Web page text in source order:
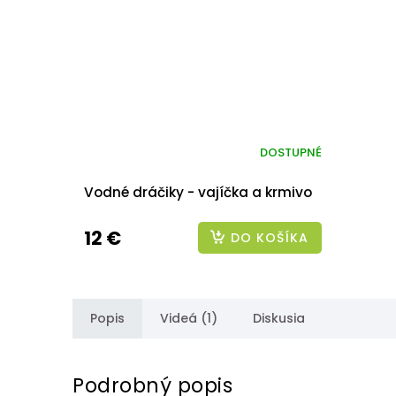
Vodné dráčiky - vajíčka a krmivo
DOSTUPNÉ
12 € DO KOŠÍKA
Popis Videá (1) Diskusia
Podrobný popis